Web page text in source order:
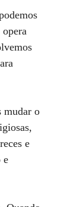
mudar o
e
e